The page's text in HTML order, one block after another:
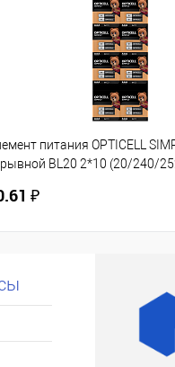
питания OPTICELL
BL20 2*10 (20/240/
₽